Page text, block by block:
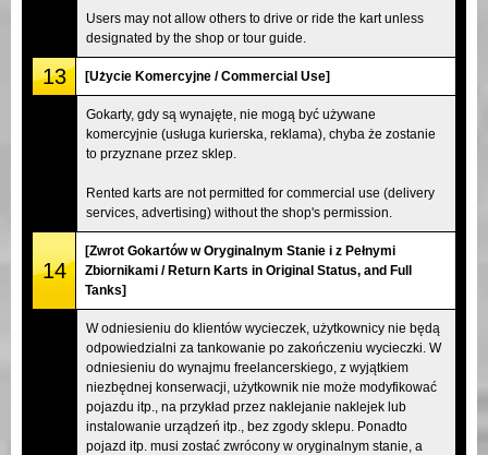
Users may not allow others to drive or ride the kart unless
designated by the shop or tour guide.
13 [Użycie Komercyjne / Commercial Use]
Gokarty, gdy są wynajęte, nie mogą być używane
komercyjnie (usługa kurierska, reklama), chyba że zostanie
to przyznane przez sklep.
Rented karts are not permitted for commercial use (delivery
services, advertising) without the shop's permission.
14
[Zwrot Gokartów w Oryginalnym Stanie i z Pełnymi
Zbiornikami / Return Karts in Original Status, and Full
Tanks]
W odniesieniu do klientów wycieczek, użytkownicy nie będą
odpowiedzialni za tankowanie po zakończeniu wycieczki. W
odniesieniu do wynajmu freelancerskiego, z wyjątkiem
niezbędnej konserwacji, użytkownik nie może modyfikować
pojazdu itp., na przykład przez naklejanie naklejek lub
instalowanie urządzeń itp., bez zgody sklepu. Ponadto
pojazd itp. musi zostać zwrócony w oryginalnym stanie, a